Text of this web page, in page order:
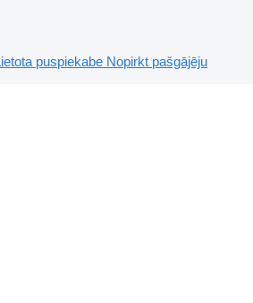
puspiekabe Nopirkt pašgājēju